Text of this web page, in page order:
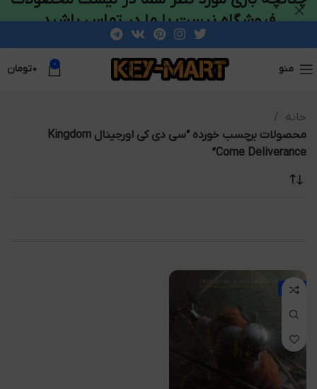
منو 0 ۰تومان
خانه
محصولات برچسب خورده “سی دی کی اورجینال Kingdom
Come Deliverance”
-49%
فروشگاه نیست با ما در تماس باشید